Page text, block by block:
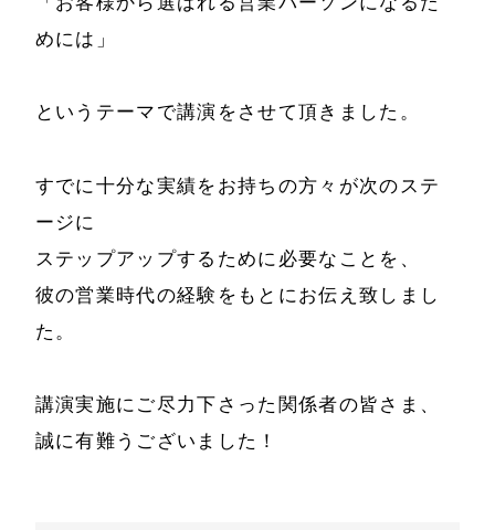
事例と実績
メディア掲載
書籍・DVD
特定商取引法に基
メールマガジン
お問い合わせ
めには」
というテーマで講演をさせて頂きました。
すでに十分な実績をお持ちの方々が次のステ
ージに
ステップアップするために必要なことを、
彼の営業時代の経験をもとにお伝え致しまし
た。
講演実施にご尽力下さった関係者の皆さま、
誠に有難うございました！